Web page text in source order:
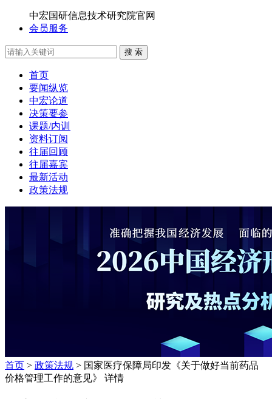
中宏国研信息技术研究院官网
会员服务
搜 索
首页
要闻纵览
中宏论道
决策要参
课题/内训
资料订阅
往届回顾
往届嘉宾
最新活动
政策法规
首页 > 政策法规 > 国家医疗保障局印发《关于做好当前药品
价格管理工作的意见》 详情